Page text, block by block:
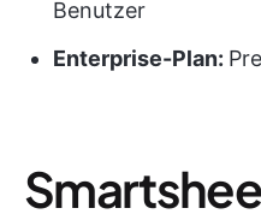
Benutzer
Enterprise-Plan: